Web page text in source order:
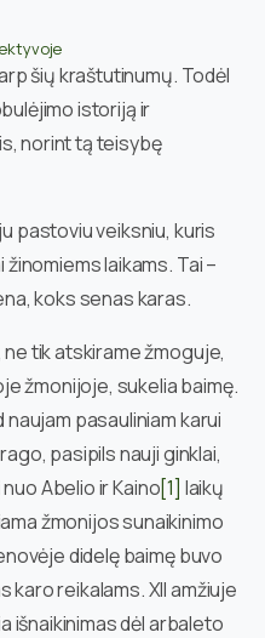
šių kraštutinumų. Todėl
istoriją ir
norint tą teisybę
pastoviu veiksniu, kuris
laikams. Tai –
koks senas karas.
tik atskirame žmoguje,
žmonijoje, sukelia baimę.
naujam pasauliniam karui
pasipils nauji ginklai,
Abelio ir Kaino[1] laikų
žmonijos sunaikinimo
didelę baimę buvo
karo reikalams. XII amžiuje
išnaikinimas dėl arbaleto